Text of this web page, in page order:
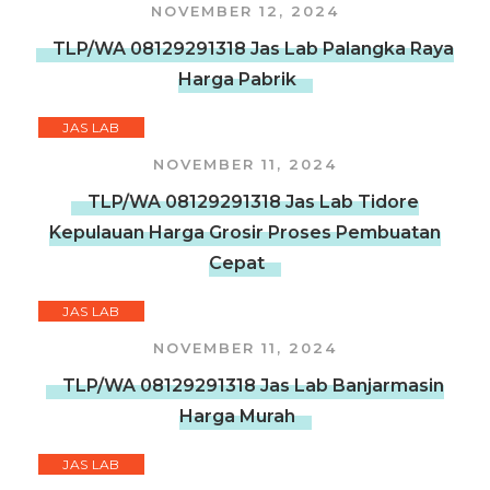
NOVEMBER 12, 2024
TLP/WA 08129291318 Jas Lab Palangka Raya
Harga Pabrik
JAS LAB
NOVEMBER 11, 2024
TLP/WA 08129291318 Jas Lab Tidore
Kepulauan Harga Grosir Proses Pembuatan
Cepat
JAS LAB
NOVEMBER 11, 2024
TLP/WA 08129291318 Jas Lab Banjarmasin
Harga Murah
JAS LAB